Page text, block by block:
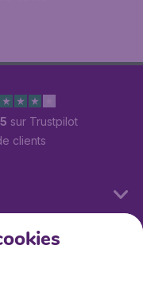
sur Trustpilot
clients